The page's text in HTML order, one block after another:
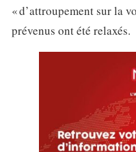
« d’attroupement sur la
prévenus ont été relaxés.